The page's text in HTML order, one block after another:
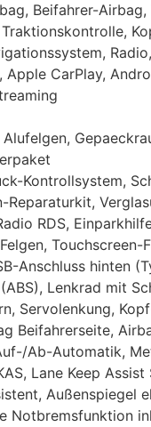
Beifahrer-
Apple CarPlay,
Kontrollsystem,
Reparaturkit,
RDS,
Anschluss hinten
Lenkrad mit
Servolenkung,
Beifahrerseite,
Ab-Automatik,
Lane Keep
Außenspiegel
Notbremsfunktion